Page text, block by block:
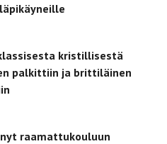
kristillisestä
palkittiin ja brittiläinen
raamattukouluun